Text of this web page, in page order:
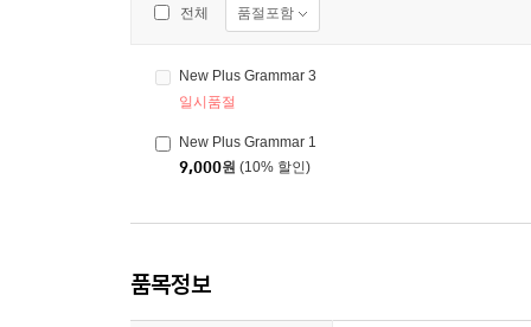
전체 품절포함
New Plus Grammar 3
일시품절
New Plus Grammar 1
9,000원 (10% 할인)
품목정보